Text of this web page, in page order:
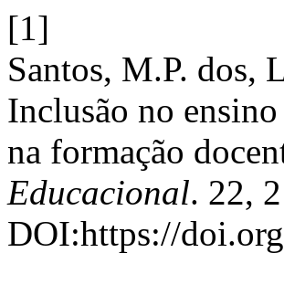
[1]
Santos, M.P. dos,
Inclusão no
na formação
Educacional. 22,
DOI:https://